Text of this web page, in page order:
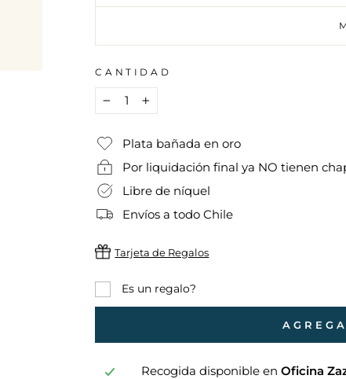
CANTIDAD
− +
Plata bañada en oro
Por liquidación final ya NO tienen
Libre de níquel
Envíos a todo Chile
Tarjeta de Regalos
Es un regalo?
Recogida disponible en Oficina